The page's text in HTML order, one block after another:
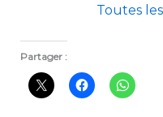
Toutes
Partager :